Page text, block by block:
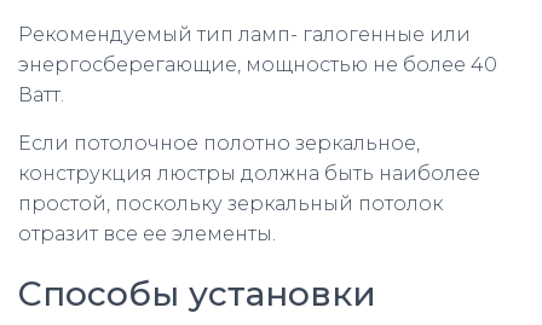
Рекомендуемый тип ламп- галогенные или
энергосберегающие, мощностью не более 40
Ватт.
Если потолочное полотно зеркальное,
конструкция люстры должна быть наиболее
простой, поскольку зеркальный потолок
отразит все ее элементы.
Способы установки